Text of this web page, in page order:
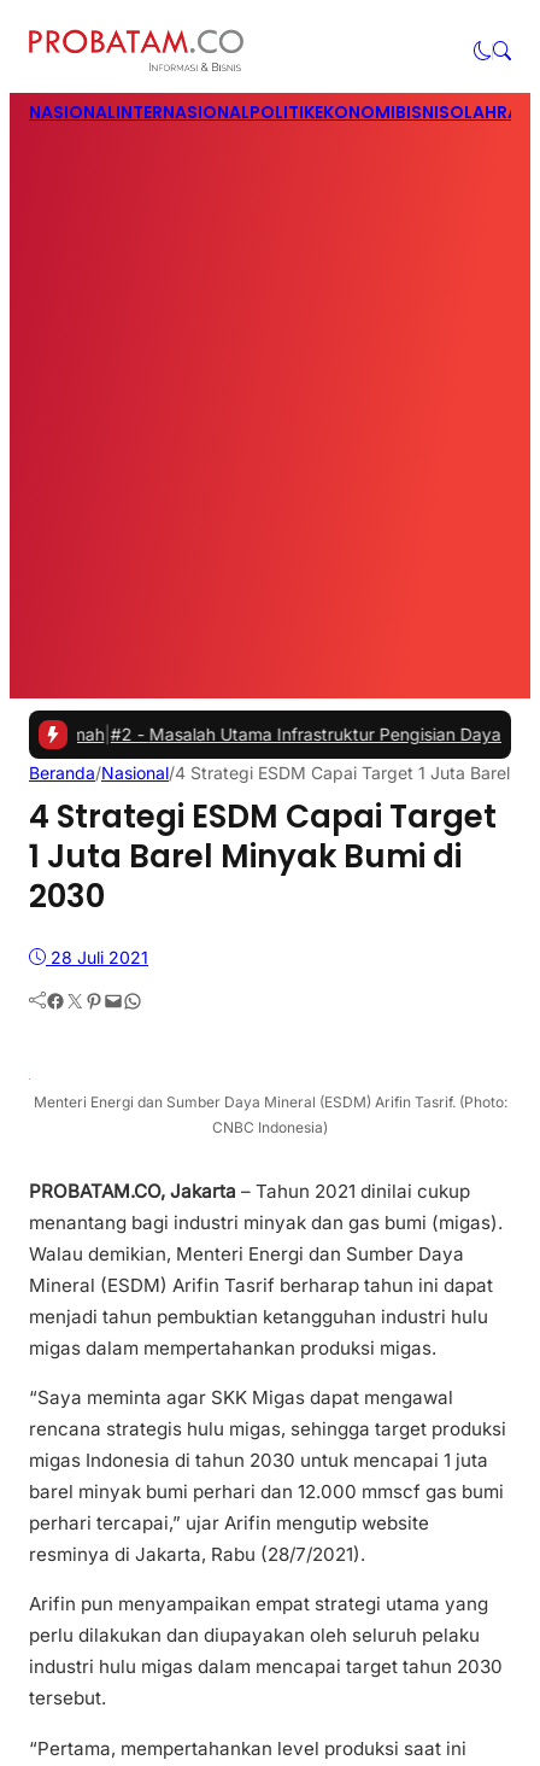
NASIONALINTERNASIONALPOLITIKEKONOMIBISNIS
#2 - Masalah Utama Infrastruktur Pengisian Daya untuk Mobil
Beranda/Nasional/4 Strategi ESDM Capai Target 1 Juta Barel
4 Strategi ESDM Capai Target
1 Juta Barel Minyak Bumi di
2030
28 Juli 2021
Facebook Twitter Pinterest Mail WhatsApp
Menteri Energi dan Sumber Daya Mineral (ESDM) Arifin Tasrif. (Photo:
CNBC Indonesia)
PROBATAM.CO, Jakarta – Tahun 2021 dinilai cukup
menantang bagi industri minyak dan gas bumi (migas).
Walau demikian, Menteri Energi dan Sumber Daya
Mineral (ESDM) Arifin Tasrif berharap tahun ini dapat
menjadi tahun pembuktian ketangguhan industri hulu
migas dalam mempertahankan produksi migas.
“Saya meminta agar SKK Migas dapat mengawal
rencana strategis hulu migas, sehingga target produksi
migas Indonesia di tahun 2030 untuk mencapai 1 juta
barel minyak bumi perhari dan 12.000 mmscf gas bumi
perhari tercapai,” ujar Arifin mengutip website
resminya di Jakarta, Rabu (28/7/2021).
Arifin pun menyampaikan empat strategi utama yang
perlu dilakukan dan diupayakan oleh seluruh pelaku
industri hulu migas dalam mencapai target tahun 2030
tersebut.
“Pertama, mempertahankan level produksi saat ini